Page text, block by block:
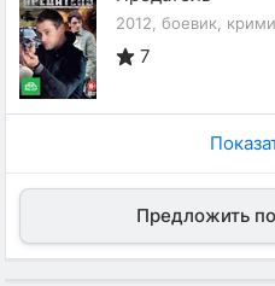
2012, боевик,
7
Предложить